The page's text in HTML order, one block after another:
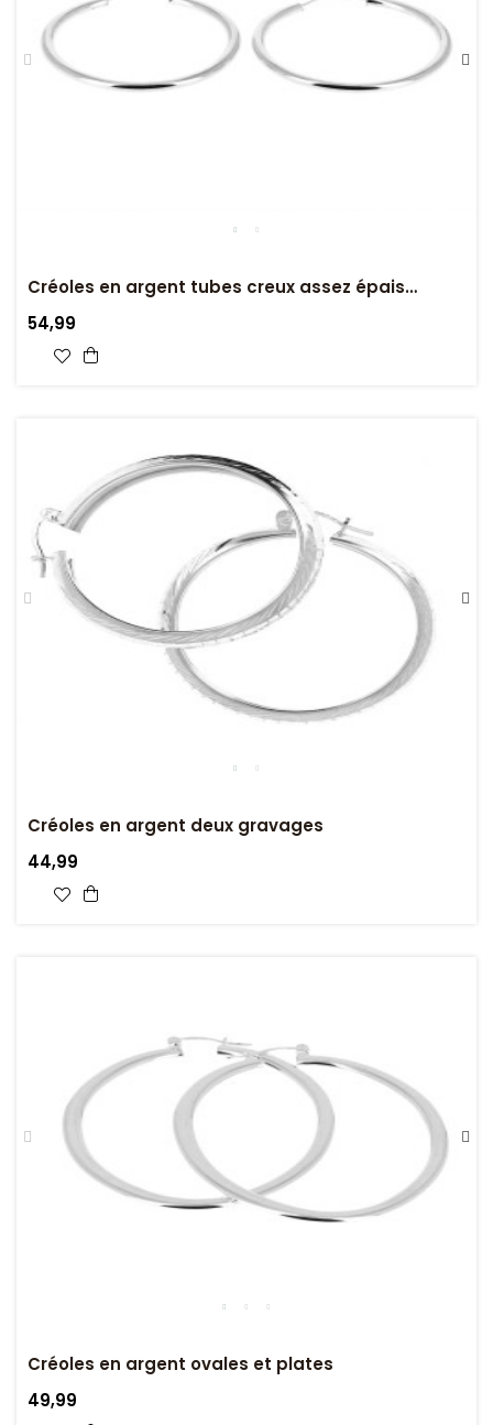
Créoles en argent tubes creux assez épais
Diamètre 3.6 cm
54,99
Créoles en argent deux gravages
44,99
Créoles en argent ovales et plates
49,99